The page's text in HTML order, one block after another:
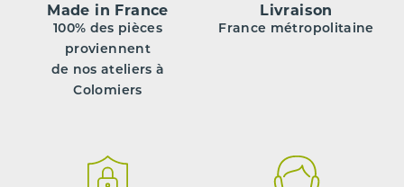
Made in France
100% des pièces
proviennent
de nos ateliers à
Colomiers
Livraison
France métropolitaine